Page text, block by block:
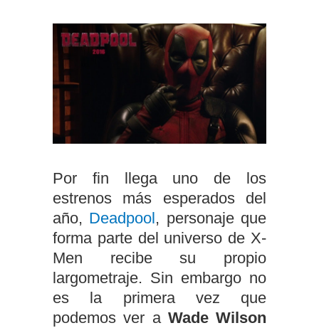
Por fin llega uno de los
estrenos más esperados del
año, Deadpool, personaje que
forma parte del universo de X-
Men recibe su propio
largometraje. Sin embargo no
es la primera vez que
podemos ver a Wade Wilson